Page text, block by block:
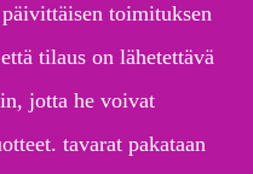
toimituksen
tilaus on lähetettävä
jotta he voivat
tavarat pakataan